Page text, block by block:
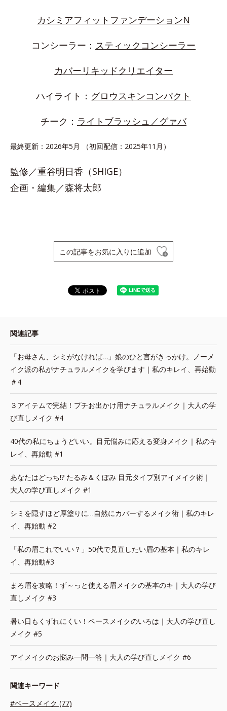
カシミアフィットファンデーションN
コンシーラー： スティックコンシーラー
カバーリキッドクリエイター
ハイライト： グロウスキンコンパクト
チーク： ライトブラッシュ／グァバ
最終更新：2026年5月 （初回配信：2025年11月）
監修／重谷明日香（SHIGE）
企画・編集／森将太郎
この記事をお気に入りに追加
関連記事
「お母さん、シミがなければ…」娘のひと言がきっかけ。ノーメ
イク派の私がナチュラルメイクを学びます｜私のキレイ、再始動
＃4
３アイテムで完結！プチお出かけ用ナチュラルメイク｜大人の学
び直しメイク #4
40代の私にちょうどいい。目元悩みに応える変身メイク｜私のキ
レイ、再始動 #1
あなたはどっち!? たるみ＆くぼみ 目元タイプ別アイメイク術｜
大人の学び直しメイク #1
シミを隠すほど厚塗りに…自然にカバーするメイク術｜私のキレ
イ、再始動 #2
「私の眉これでいい？」50代で見直したい眉の基本｜私のキレ
イ、再始動#3
まろ眉を攻略！ず～っと使える眉メイクの基本のキ｜大人の学び
直しメイク #3
暑い日もくずれにくい！ベースメイクのいろは｜大人の学び直し
メイク #5
アイメイクのお悩み一問一答｜大人の学び直しメイク #6
関連キーワード
#ベースメイク (77)